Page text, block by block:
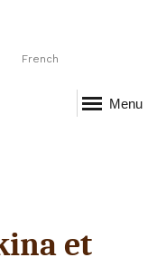
French
Menu
et